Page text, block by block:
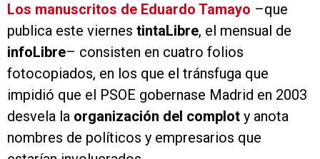
Los manuscritos de Eduardo Tamayo –que
publica este viernes tintaLibre, el mensual de
infoLibre– consisten en cuatro folios
fotocopiados, en los que el tránsfuga que
impidió que el PSOE gobernase Madrid en 2003
desvela la organización del complot y anota
nombres de políticos y empresarios que